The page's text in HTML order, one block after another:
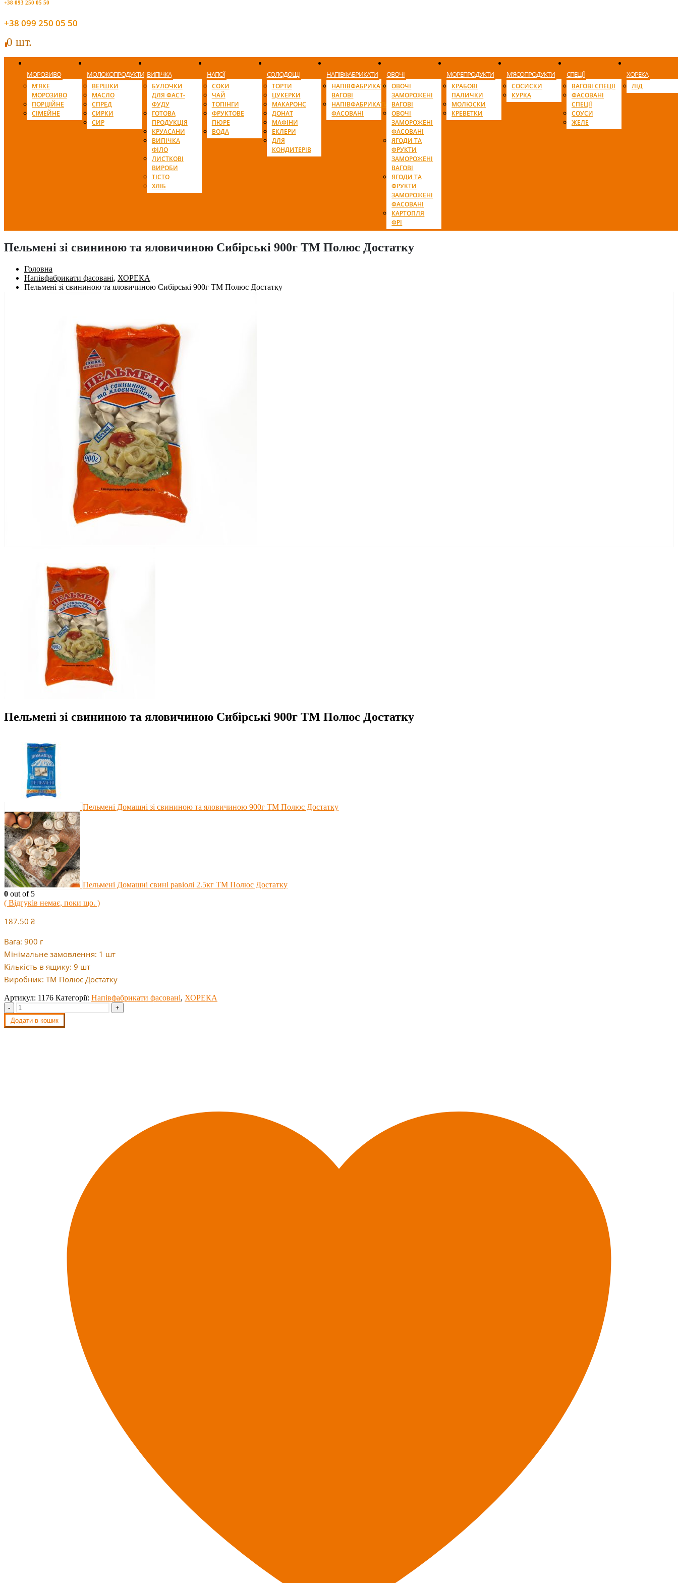
+38 093 250 05 50
+38 099 250 05 50
00 шт.
МОРОЗИВО
М’ЯКЕ
МОРОЗИВО
ПОРЦІЙНЕ
СІМЕЙНЕ
МОЛОКОПРОДУКТИ
ВЕРШКИ
МАСЛО
СПРЕД
СИРКИ
СИР
ВИПІЧКА
БУЛОЧКИ
ДЛЯ ФАСТ-
ФУДУ
ГОТОВА
ПРОДУКЦІЯ
КРУАСАНИ
ВИПІЧКА
ФІЛО
ЛИСТКОВІ
ВИРОБИ
ТІСТО
ХЛІБ
НАПОЇ
СОКИ
ЧАЙ
ТОПІНГИ
ФРУКТОВЕ
ПЮРЕ
ВОДА
СОЛОДОЩІ
ТОРТИ
ЦУКЕРКИ
МАКАРОНС
ДОНАТ
МАФІНИ
ЕКЛЕРИ
ДЛЯ
КОНДИТЕРІВ
НАПІВФАБРИКАТИ
НАПІВФАБРИКАТИ
ВАГОВІ
НАПІВФАБРИКАТИ
ФАСОВАНІ
ОВОЧІ
ОВОЧІ
ЗАМОРОЖЕНІ
ВАГОВІ
ОВОЧІ
ЗАМОРОЖЕНІ
ФАСОВАНІ
ЯГОДИ ТА
ФРУКТИ
ЗАМОРОЖЕНІ
ВАГОВІ
ЯГОДИ ТА
ФРУКТИ
ЗАМОРОЖЕНІ
ФАСОВАНІ
КАРТОПЛЯ
ФРІ
МОРЕПРОДУКТИ
КРАБОВІ
ПАЛИЧКИ
МОЛЮСКИ
КРЕВЕТКИ
М’ЯСОПРОДУКТИ
СОСИСКИ
КУРКА
СПЕЦІЇ
ВАГОВІ СПЕЦІЇ
ФАСОВАНІ
СПЕЦІЇ
СОУСИ
ЖЕЛЕ
ХОРЕКА
ЛІД
Пельмені зі свининою та яловичиною Сибірські 900г ТМ Полюс Достатку
Головна
Напівфабрикати фасовані, ХОРЕКА
Пельмені зі свининою та яловичиною Сибірські 900г ТМ Полюс Достатку
Пельмені зі свининою та яловичиною Сибірські 900г ТМ Полюс Достатку
Пельмені Домашні зі свининою та яловичиною 900г ТМ Полюс Достатку
Пельмені Домашні свині равіолі 2.5кг ТМ Полюс Достатку
0 out of 5
( Відгуків немає, поки що. )
187.50 ₴
Вага: 900 г
Мінімальне замовлення: 1 шт
Кількість в ящику: 9 шт
Виробник: ТМ Полюс Достатку
Артикул: 1176 Категорії: Напівфабрикати фасовані, ХОРЕКА
-
+
Додати в кошик